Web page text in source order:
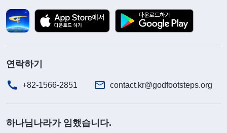
연락하기
+82-1566-2851 contact.kr@godfootsteps.org
하나님나라가 임했습니다.